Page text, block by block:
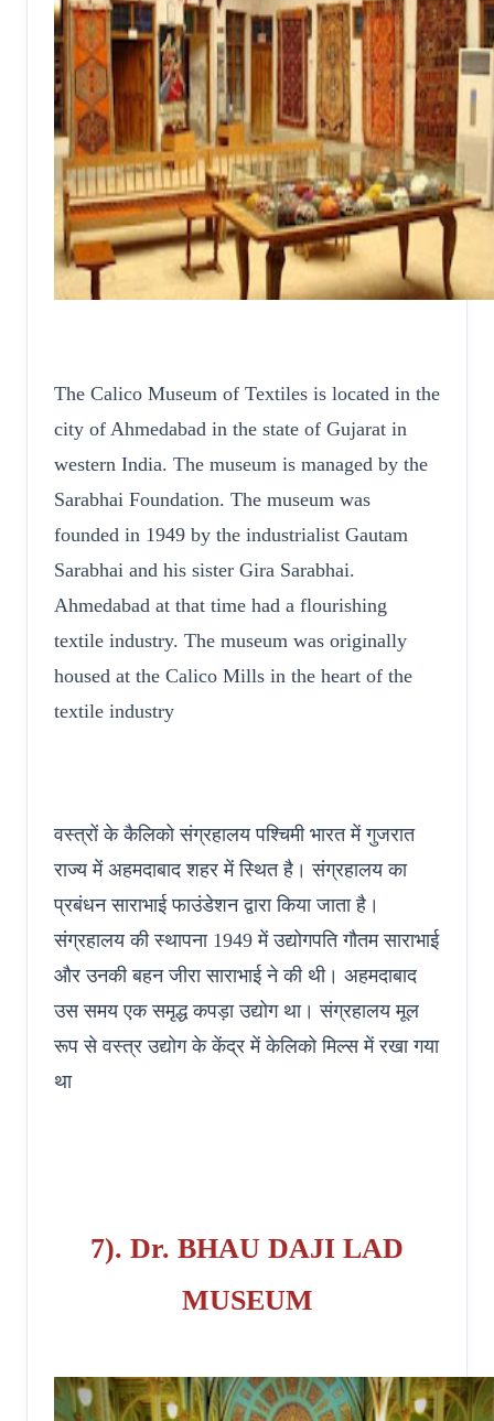
The Calico Museum of Textiles is located in the
city of Ahmedabad in the state of Gujarat in
western India. The museum is managed by the
Sarabhai Foundation. The museum was
founded in 1949 by the industrialist Gautam
Sarabhai and his sister Gira Sarabhai.
Ahmedabad at that time had a flourishing
textile industry. The museum was originally
housed at the Calico Mills in the heart of the
textile industry
वस्त्रों के कैलिको संग्रहालय पश्चिमी भारत में गुजरात
राज्य में अहमदाबाद शहर में स्थित है। संग्रहालय का
प्रबंधन साराभाई फाउंडेशन द्वारा किया जाता है।
संग्रहालय की स्थापना 1949 में उद्योगपति गौतम साराभाई
और उनकी बहन जीरा साराभाई ने की थी। अहमदाबाद
उस समय एक समृद्ध कपड़ा उद्योग था। संग्रहालय मूल
रूप से वस्त्र उद्योग के केंद्र में केलिको मिल्स में रखा गया
था
7). Dr. BHAU DAJI LAD
MUSEUM